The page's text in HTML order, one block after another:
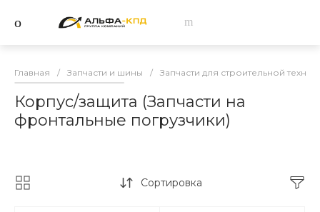
Главная / Запчасти и шины / Запчасти для строительной
Корпус/защита (Запчасти на
фронтальные погрузчики)
Сортировка